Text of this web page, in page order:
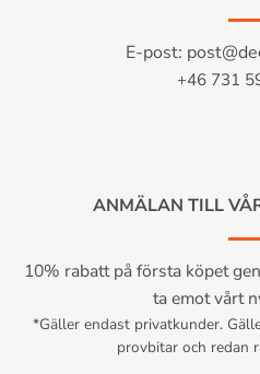
E-post:
+46 731
ANMÄLAN TILL
10% rabatt på första köpet
ta emot vårt
*Gäller endast privatkunder.
provbitar och redan